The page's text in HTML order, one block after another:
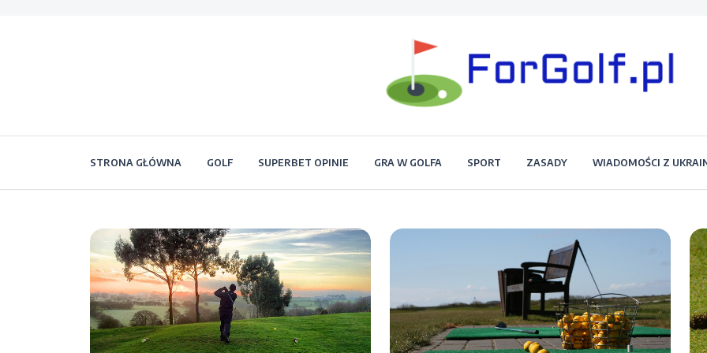
Forgolf.pl
STRONA GŁÓWNA GOLF SUPERBET OPINIE GRA W GOLFA SPORT ZASADY WIADOMOŚCI Z